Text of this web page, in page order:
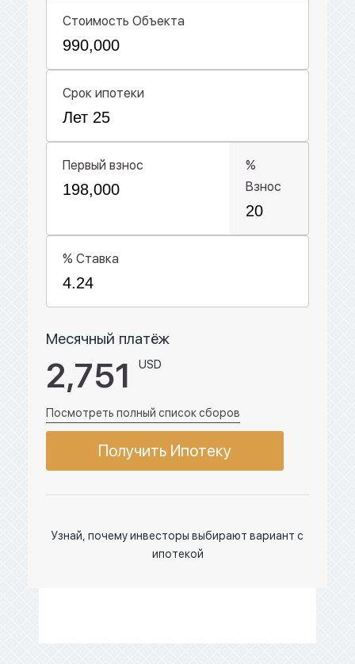
Стоимость Объекта
Срок ипотеки
Первый взнос
%
Взнос
% Ставка
Месячный платёж
2,751 USD
Посмотреть полный список сборов
Получить Ипотеку
Узнай, почему инвесторы выбирают вариант с
ипотекой